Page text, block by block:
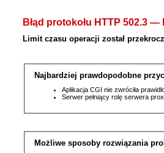
Błąd protokołu HTTP 502.3 —
Limit czasu operacji został
Najbardziej prawdopodobne
Aplikacja CGI nie zwróciła
Serwer pełniący rolę serwera
Możliwe sposoby rozwiązania